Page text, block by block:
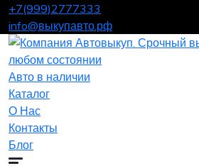
+7(999)2777333
info@выкупавто.рф
Авто в наличии
Каталог
О Нас
Контакты
Блог